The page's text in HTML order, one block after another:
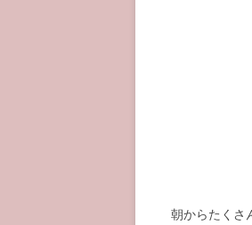
朝からたくさ